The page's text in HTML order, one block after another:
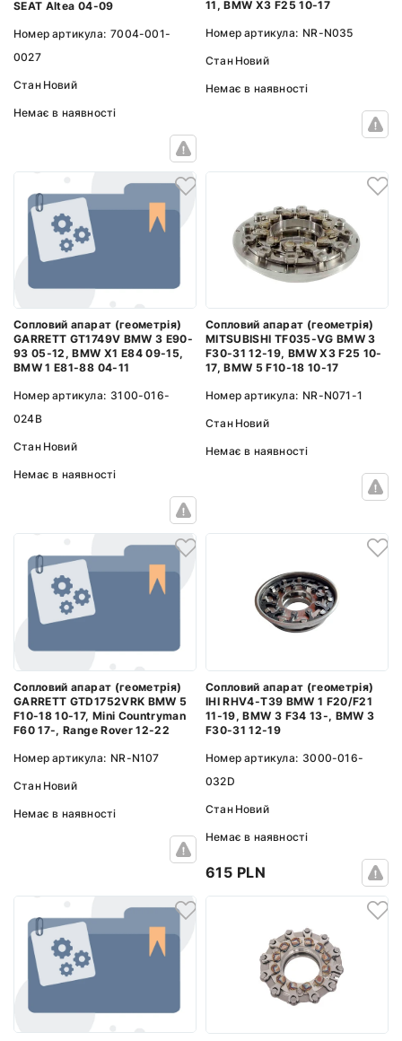
SEAT Altea 04-09
Номер артикула: 7004-001-
0027
Стан Новий
Немає в наявності
11, BMW X3 F25 10-17
Номер артикула: NR-N035
Стан Новий
Немає в наявності
Сопловий апарат (геометрія)
GARRETT GT1749V BMW 3 E90-
93 05-12, BMW X1 E84 09-15,
BMW 1 E81-88 04-11
Номер артикула: 3100-016-
024B
Стан Новий
Немає в наявності
Сопловий апарат (геометрія)
MITSUBISHI TF035-VG BMW 3
F30-31 12-19, BMW X3 F25 10-
17, BMW 5 F10-18 10-17
Номер артикула: NR-N071-1
Стан Новий
Немає в наявності
Сопловий апарат (геометрія)
GARRETT GTD1752VRK BMW 5
F10-18 10-17, Mini Countryman
F60 17-, Range Rover 12-22
Номер артикула: NR-N107
Стан Новий
Немає в наявності
Сопловий апарат (геометрія)
IHI RHV4-T39 BMW 1 F20/F21
11-19, BMW 3 F34 13-, BMW 3
F30-31 12-19
Номер артикула: 3000-016-
032D
Стан Новий
Немає в наявності
615 PLN